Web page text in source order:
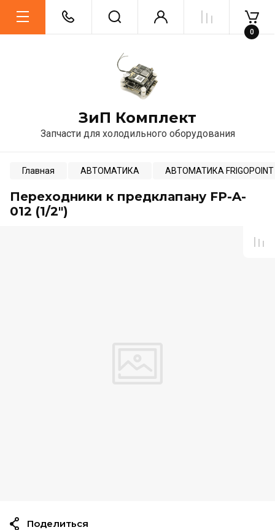
ЗиП Комплект
Запчасти для холодильного оборудования
0
Главная АВТОМАТИКА АВТОМАТИКА FRIGOPOINT
Переходники к предклапану FP-A-
012 (1/2")
Поделиться